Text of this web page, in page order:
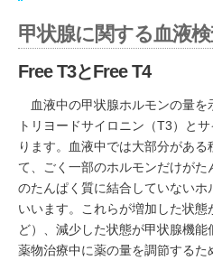
甲状腺に関する血液
Free T3とFree T4
血液中の甲状腺ホルモンの量を
トリヨードサイロニン（T3）と
ります。血液中では大部分があ
て、ごく一部のホルモンだけがた
のたんぱく質に結合していない
いいます。これらが増加した状
ど）、減少した状態が甲状腺機能
薬物治療中に薬の量を調節するた